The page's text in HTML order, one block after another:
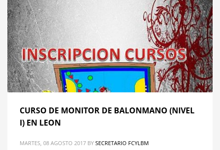
CURSO DE MONITOR DE BALONMANO (NIVEL
I) EN LEON
MARTES, 08 AGOSTO 2017 BY SECRETARIO FCYLBM